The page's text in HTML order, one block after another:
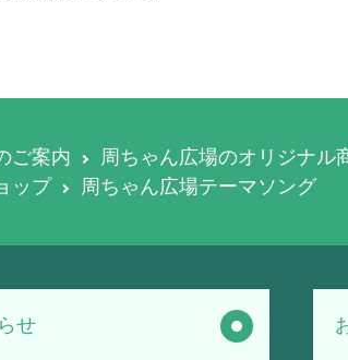
ご案内 周ちゃん広場のオリジナル
ップ
周ちゃん広場テーマソング
せ